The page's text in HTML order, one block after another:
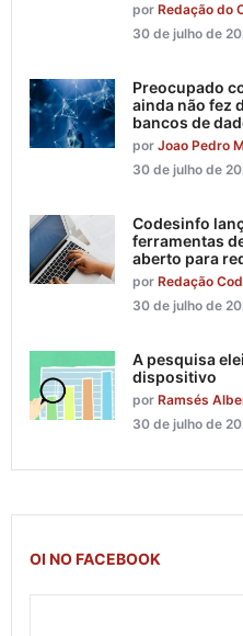
por Redação do
30 de julho de
Preocupado
ainda não fez
bancos de
por Joao Pedro
30 de julho de
Codesinfo
ferramentas
aberto para
por Redação
30 de julho de
A pesquisa
dispositivo
por Ramsés
30 de julho de
OI NO FACEBOOK